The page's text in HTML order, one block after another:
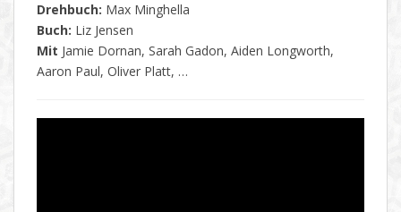
Drehbuch: Max Minghella
Buch: Liz Jensen
Mit Jamie Dornan, Sarah Gadon, Aiden Longworth,
Aaron Paul, Oliver Platt, …